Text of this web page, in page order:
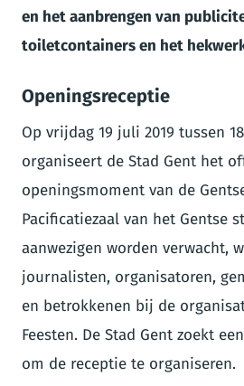
en het aanbrengen van
toiletcontainers en het
Openingsreceptie
Op vrijdag 19 juli 2019 tussen
organiseert de Stad Gent het
openingsmoment van de
Pacificatiezaal van het Gentse
aanwezigen worden verwacht,
journalisten, organisatoren,
en betrokkenen bij de
Feesten. De Stad Gent zoekt
om de receptie te organiseren.